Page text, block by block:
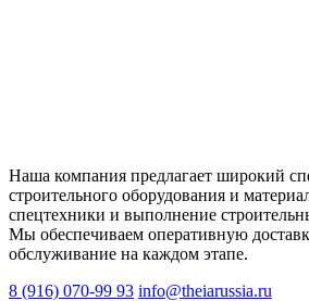
Наша компания предлагает широкий
строительного оборудования и
спецтехники и выполнение
Мы обеспечиваем оперативную
обслуживание на каждом этапе.
8 (916) 070-99 93 info@theiarussia.ru